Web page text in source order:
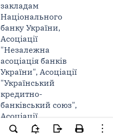
закладам
Національного
банку України,
Асоціації
"Незалежна
асоціація банків
України", Асоціації
"Український
кредитно-
банківський союз",
Асоціації
українських банків,